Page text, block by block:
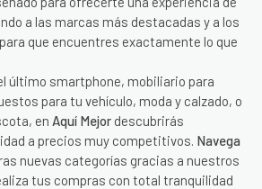
a las marcas más destacadas y a los
que encuentres exactamente lo que
último smartphone, mobiliario para
para tu vehículo, moda y calzado, o
en Aquí Mejor descubrirás
a precios muy competitivos. Navega
nuevas categorías gracias a nuestros
tus compras con total tranquilidad